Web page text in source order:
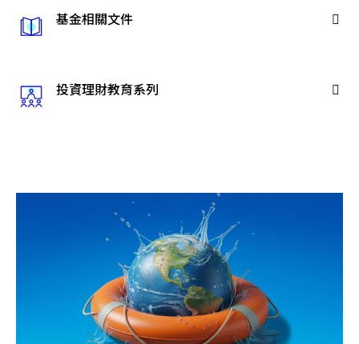
基金相關文件
投資理財教育系列